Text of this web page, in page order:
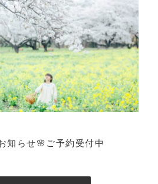
知らせ🌸ご予約受付中